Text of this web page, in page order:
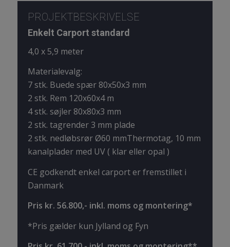
PROJEKTBESKRIVELSE
Enkelt Carport standard
4,0 x 5,9 meter
Materialevalg:
7 stk. Buede spær 80x50x3 mm
2 stk. Rem 120x60x4 m
4 stk. søjler 80x80x3 mm
2 stk. tagrender 3 mm plade
2 stk. nedløbsrør Ø60 mmThermotag, 10 mm
kanalplader med UV ( klar eller opal )
CE godkendt enkel carport er fremstillet i
Danmark
Pris kr. 56.800,- inkl. moms og montering*
*Pris gælder kun Jylland og Fyn